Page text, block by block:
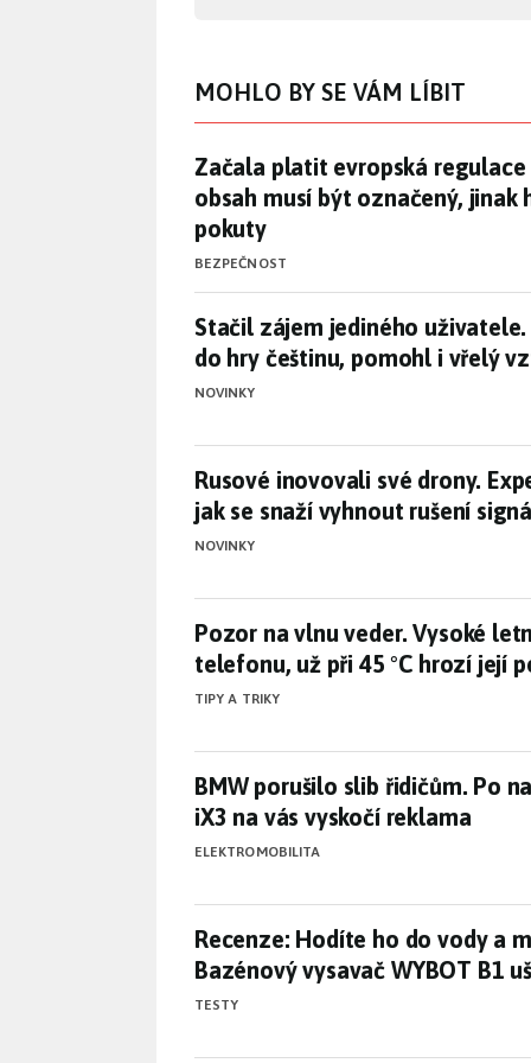
MOHLO BY SE VÁM LÍBIT
Začala platit evropská
Začala platit evropská
obsah musí být označený, jinak
pokuty
BEZPEČNOST
Stačil zájem jediného
Stačil zájem jediného
do hry češtinu, pomohl i vřelý
NOVINKY
Rusové inovovali své drony.
Rusové inovovali své drony.
jak se snaží vyhnout rušení
NOVINKY
Pozor na vlnu veder. Vysoké
Pozor na vlnu veder. Vysoké
telefonu, už při 45 °C hrozí její
TIPY A TRIKY
BMW porušilo slib řidičům. Po
BMW porušilo slib řidičům. Po
iX3 na vás vyskočí reklama
ELEKTROMOBILITA
Recenze: Hodíte ho do vody a
Recenze: Hodíte ho do vody a
Bazénový vysavač WYBOT B1
TESTY